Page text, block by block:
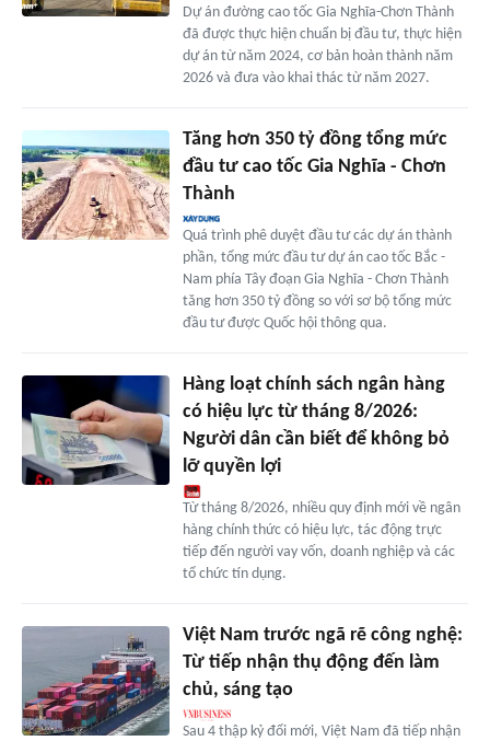
Dự án đường cao tốc Gia Nghĩa-Chơn Thành
đã được thực hiện chuẩn bị đầu tư, thực hiện
dự án từ năm 2024, cơ bản hoàn thành năm
2026 và đưa vào khai thác từ năm 2027.
Tăng hơn 350 tỷ đồng tổng mức
đầu tư cao tốc Gia Nghĩa - Chơn
Thành
Quá trình phê duyệt đầu tư các dự án thành
phần, tổng mức đầu tư dự án cao tốc Bắc -
Nam phía Tây đoạn Gia Nghĩa - Chơn Thành
tăng hơn 350 tỷ đồng so với sơ bộ tổng mức
đầu tư được Quốc hội thông qua.
Hàng loạt chính sách ngân hàng
có hiệu lực từ tháng 8/2026:
Người dân cần biết để không bỏ
lỡ quyền lợi
Từ tháng 8/2026, nhiều quy định mới về ngân
hàng chính thức có hiệu lực, tác động trực
tiếp đến người vay vốn, doanh nghiệp và các
tổ chức tín dụng.
Việt Nam trước ngã rẽ công nghệ:
Từ tiếp nhận thụ động đến làm
chủ, sáng tạo
Sau 4 thập kỷ đổi mới, Việt Nam đã tiếp nhận